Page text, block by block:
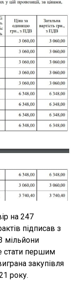
на 247
підписав з
мільйони
стати першим
закупівля
року.